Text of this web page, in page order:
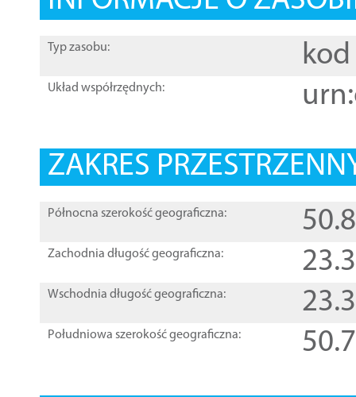
Typ zasobu: kod
Układ współrzędnych:
ZAKRES
Północna szerokość geograficzna:
Zachodnia długość geograficzna:
Wschodnia długość geograficzna:
Południowa szerokość geograficzna: